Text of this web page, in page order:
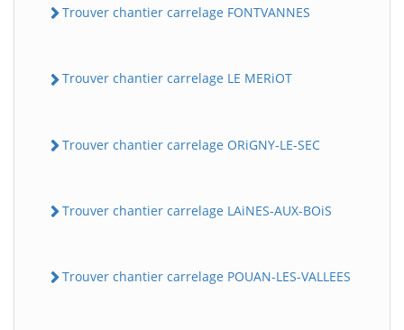
Trouver chantier carrelage FONTVANNES
Trouver chantier carrelage LE MERiOT
Trouver chantier carrelage ORiGNY-LE-SEC
Trouver chantier carrelage LAiNES-AUX-BOiS
Trouver chantier carrelage POUAN-LES-VALLEES